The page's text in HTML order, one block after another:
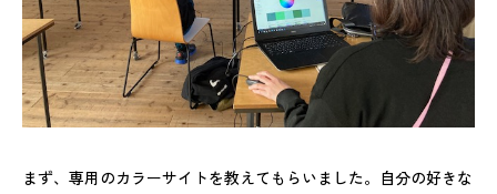
まず、専用のカラーサイトを教えてもらいました。自分の好きな